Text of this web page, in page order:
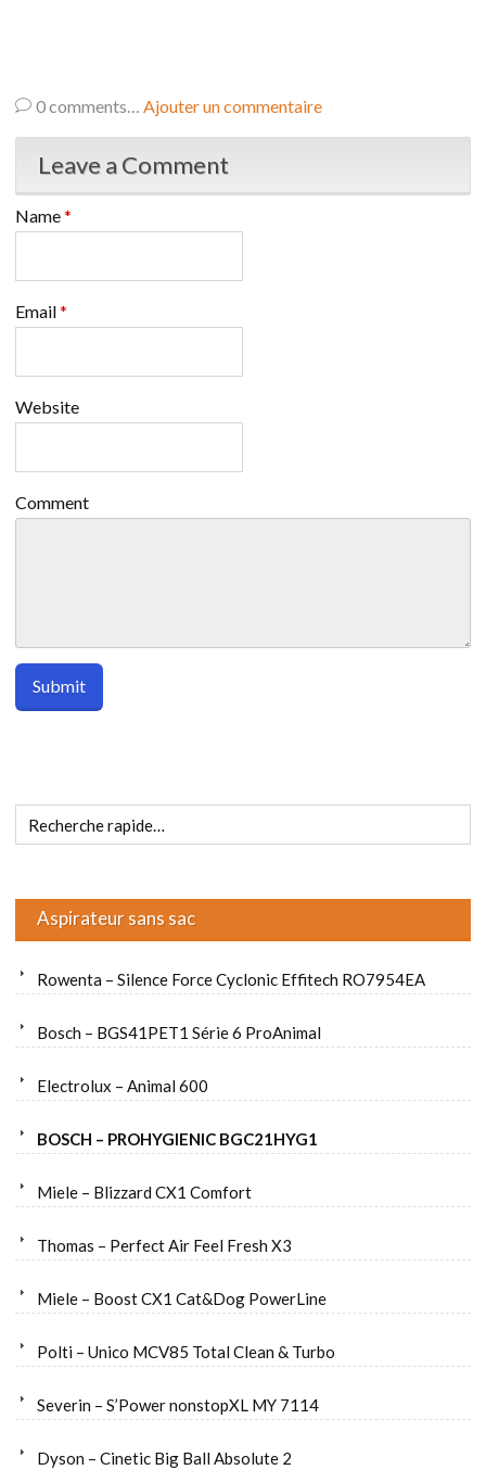
0comments… Ajouter un commentaire
Leave a Comment
Name*
Email*
Website
Comment
Aspirateur sans sac
Rowenta – Silence Force Cyclonic Effitech RO7954EA
Bosch – BGS41PET1 Série 6 ProAnimal
Electrolux – Animal 600
BOSCH – PROHYGIENIC BGC21HYG1
Miele – Blizzard CX1 Comfort
Thomas – Perfect Air Feel Fresh X3
Miele – Boost CX1 Cat&Dog PowerLine
Polti – Unico MCV85 Total Clean & Turbo
Severin – S’Power nonstopXL MY 7114
Dyson – Cinetic Big Ball Absolute 2